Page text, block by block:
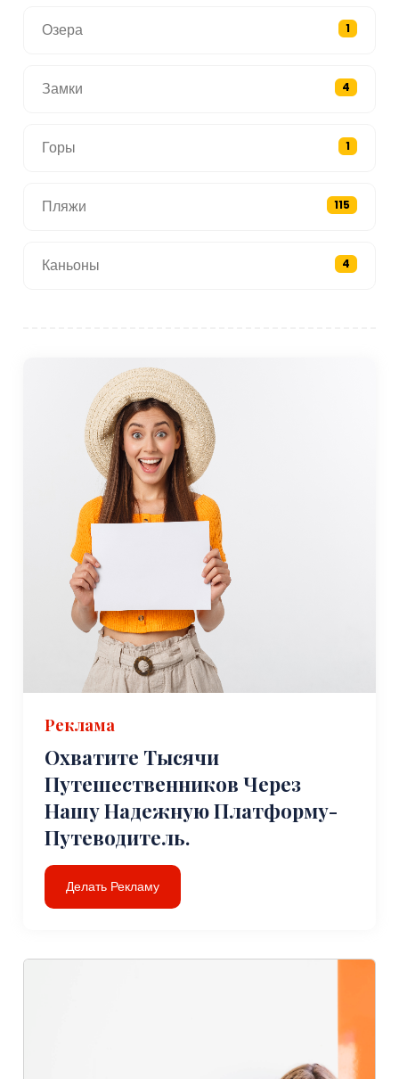
Озера 1
Замки 4
Горы 1
Пляжи 115
Каньоны 4
Реклама
Охватите Тысячи
Путешественников Через
Нашу Надежную Платформу-
Путеводитель.
Делать Рекламу